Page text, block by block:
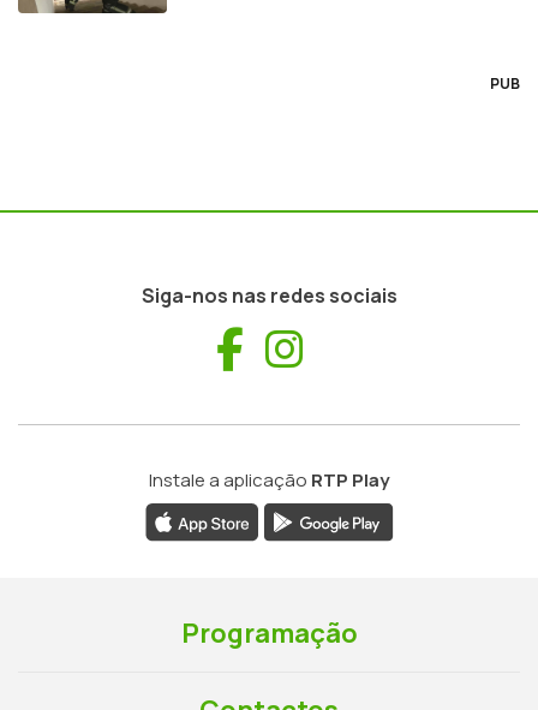
PUB
Siga-nos nas redes sociais
Facebook
Instale a aplicação RTP Play
Programação